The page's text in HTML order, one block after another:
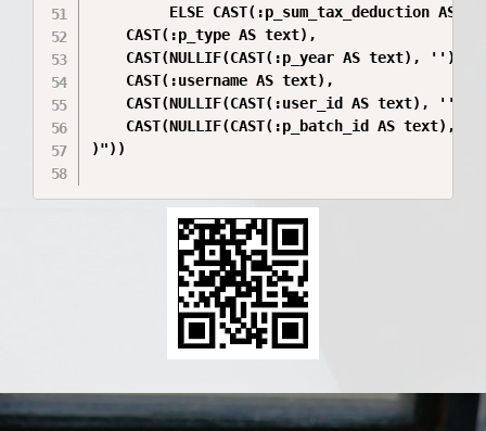
ELSE CAST(:p_sum_tax_deduction AS
    CAST(:p_type AS text),
CAST(NULLIF(CAST(:p_year AS text), '')
    CAST(:username AS text),
CAST(NULLIF(CAST(:user_id AS text), '')
CAST(NULLIF(CAST(:p_batch_id AS text),
)"))